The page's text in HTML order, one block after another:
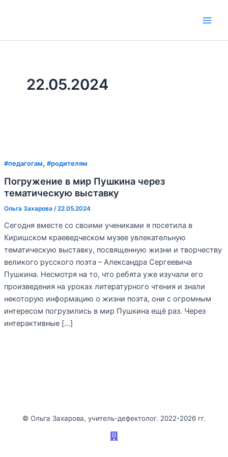
22.05.2024
#педагогам, #родителям
Погружение в мир Пушкина через
тематическую выставку
Ольга Захарова /22.05.2024
Сегодня вместе со своими учениками я посетила в
Киришском краеведческом музее увлекательную
тематическую выставку, посвященную жизни и творчеству
великого русского поэта – Александра Сергеевича
Пушкина. Несмотря на то, что ребята уже изучали его
произведения на уроках литературного чтения и знали
некоторую информацию о жизни поэта, они с огромным
интересом погрузились в мир Пушкина ещё раз. Через
интерактивные […]
©️ Ольга Захарова, учитель-дефектолог. 2022-2026 гг.